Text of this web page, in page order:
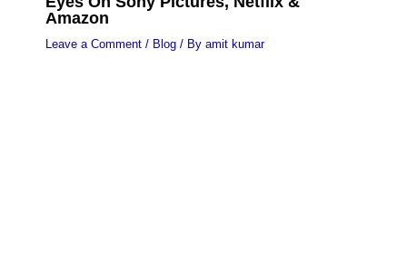
Amazon
Leave a Comment / Blog/ By amit kumar